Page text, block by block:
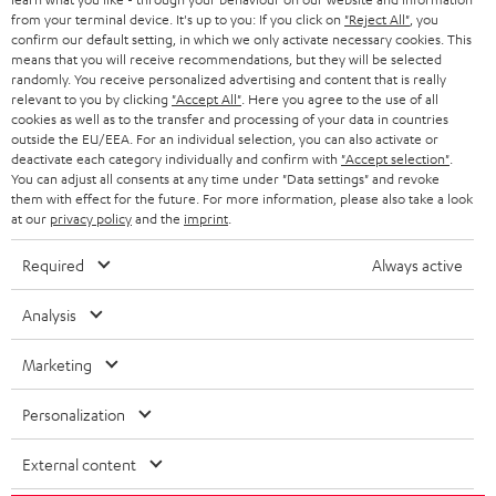
r
BLUETOOTH
HEADPHONES
BLUETOOTH HEADPHONES
STEREO COMPLETE SYSTEMS
SPEAKERS
ULTIMA
IN-EAR
FANSHOP
NEW RELEASES
BLOG
STORES
ADVANTAGES
TEUFEL STORY
MANAGEMENT
SUSTAINABILITY
VALUES
SWITZERLAND
NETHERLANDS
BELGIUM
FRANCE
POLAND
SPAIN
USA
All information on this website is subject to change without notice including
technical changes, errors and omissions. Pictured accessories are not
necessarily included. Any disposal fees for batteries are included in the price.
©2026 Lautsprecher Teufel GmbH - All rights reserved.
from your terminal device. It's up to you: If you click on "Reject All" , you
confirm our default setting, in which we only activate necessary cookies. This
means that you will receive recommendations, but they will be selected
randomly. You receive personalized advertising and content that is really
relevant to you by clicking "Accept All" . Here you agree to the use of all
cookies as well as to the transfer and processing of your data in countries
outside the EU/EEA. For an individual selection, you can also activate or
deactivate each category individually and confirm with "Accept selection"
You can adjust all consents at any time under "Data settings" and revoke
them with effect for the future. For more information, please also take a look
at our privacy policyand the imprint
Required Always active
Analysis
Marketing
Personalization
External content